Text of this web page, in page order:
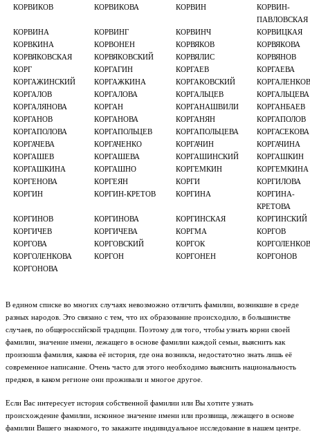
КОРВИКОВ
КОРВИКОВА КОРВИН
КОРВИН-
ПАВЛОВСКАЯ
КОРВИНА
КОРВИНГ КОРВИНЧ
КОРВИЦКАЯ
КОРВКИНА
КОРВОНЕН КОРВЯКОВ
КОРВЯКОВА
КОРВЯКОВСКАЯ
КОРВЯКОВСКИЙ КОРВЯЛИС
КОРВЯНОВ
КОРГ
КОРГАГИН КОРГАЕВ
КОРГАЕВА
КОРГАЖИНСКИЙ
КОРГАЖКИНА КОРГАКОВСКИЙ
КОРГАЛЕНКОВ
КОРГАЛОВ
КОРГАЛОВА КОРГАЛЬЦЕВ
КОРГАЛЬЦЕВА
КОРГАЛЯНОВА
КОРГАН КОРГАНАШВИЛИ
КОРГАНБАЕВ
КОРГАНОВ
КОРГАНОВА КОРГАНЯН
КОРГАПОЛОВ
КОРГАПОЛОВА
КОРГАПОЛЬЦЕВ КОРГАПОЛЬЦЕВА
КОРГАСЕКОВА
КОРГАЧЕВА
КОРГАЧЕНКО КОРГАЧИН
КОРГАЧИНА
КОРГАШЕВ
КОРГАШЕВА КОРГАШИНСКИЙ
КОРГАШКИН
КОРГАШКИНА
КОРГАШНО КОРГЕМКИН
КОРГЕМКИНА
КОРГЕНОВА
КОРГЕЯН КОРГИ
КОРГИЛОВА
КОРГИН
КОРГИН-КРЕТОВ КОРГИНА
КОРГИНА-
КРЕТОВА
КОРГИНОВ
КОРГИНОВА КОРГИНСКАЯ
КОРГИНСКИЙ
КОРГИЧЕВ
КОРГИЧЕВА КОРГМА
КОРГОВ
КОРГОВА
КОРГОВСКИЙ КОРГОК
КОРГОЛЕНКОВ
КОРГОЛЕНКОВА
КОРГОН КОРГОНЕН
КОРГОНОВ
КОРГОНОВА
В едином списке во многих случаях невозможно отличить фамилии, возникшие в среде
разных народов. Это связано с тем, что их образование происходило, в большинстве
случаев, по общероссийской традиции. Поэтому для того, чтобы узнать корни своей
фамилии, значение имени, лежащего в основе фамилии каждой семьи, выяснить как
произошла фамилия, какова её история, где она возникла, недостаточно знать лишь её
современное написание. Очень часто для этого необходимо выяснить национальность
предков, в каком регионе они проживали и многое другое.
Если Вас интересует история собственной фамилии или Вы хотите узнать
происхождение фамилии, исконное значение имени или прозвища, лежащего в основе
фамилии Вашего знакомого, то закажите индивидуальное исследование в нашем центре.